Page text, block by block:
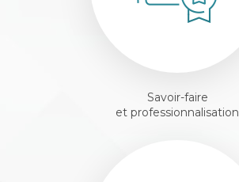
Savoir-faire
et professionnalisation